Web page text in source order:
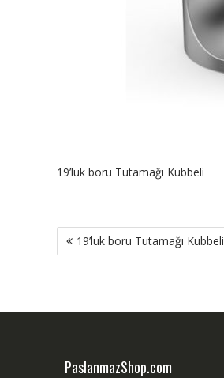
19’luk boru Tutamağı Kubbeli
Yazı
gezinmesi
19’luk boru Tutamağı Kubbeli
PaslanmazShop.com